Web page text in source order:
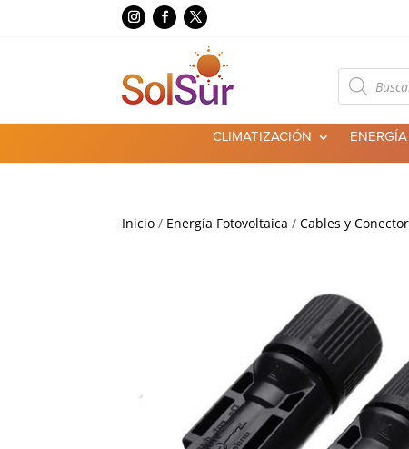
Búsqueda
de
productos
CLIMATIZACIÓN
Inicio / Energía Fotovoltaica /Cables y